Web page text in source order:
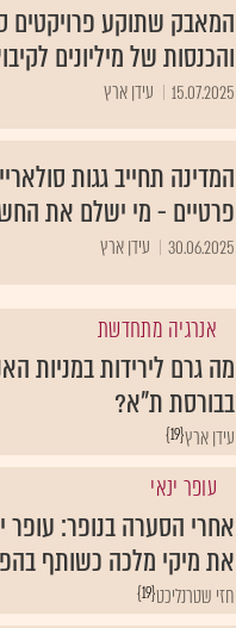
המאבק שתוקע פרויקטים
והכנסות של מיליונים
15.07.2025 עידן ארץ
המדינה תחייב גגות
פרטיים - מי ישלם את
30.06.2025 עידן ארץ
אנרגיה מתחדשת
מה גרם לירידות במניות
בבורסת ת"א?
{19}עידן ארץ
עופר ינאי
אחרי הסערה בנופר: עופר
את מיקי מלכה כשותף
{19}חזי שטרנליכט